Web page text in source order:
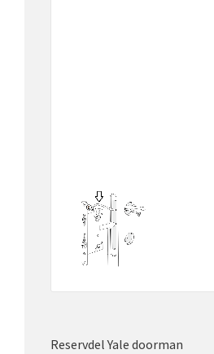
Reservdel Yale doorman